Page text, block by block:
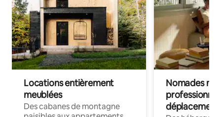
Locations entièrement
meublées
Des cabanes de montagne
Nomades
déplacement